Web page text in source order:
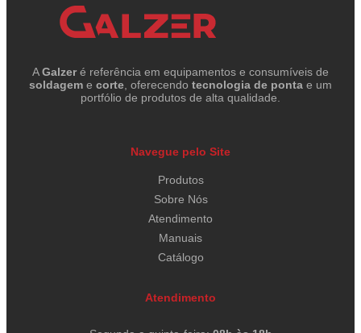
AGalzeré referência em equipamentos e consumíveis de
soldagem e corte , oferecendo tecnologia de ponta e um
portfólio de produtos de alta qualidade.
Navegue pelo Site
Produtos
Sobre Nós
Atendimento
Manuais
Catálogo
Atendimento